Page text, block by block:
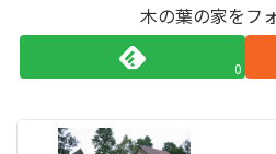
木の葉の家をフ
0